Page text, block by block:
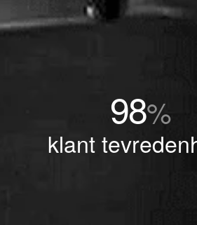
98%
klant